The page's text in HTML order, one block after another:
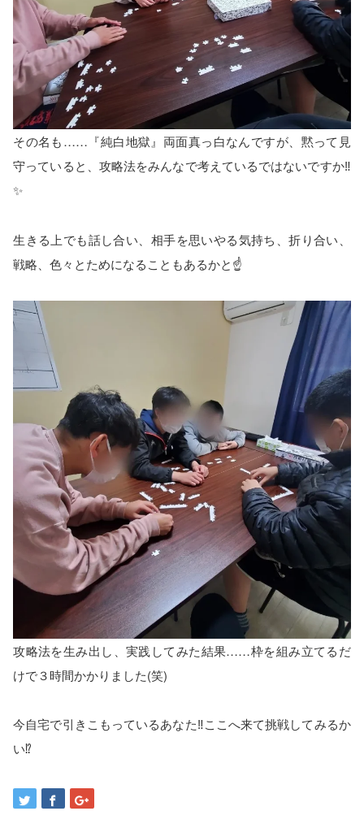
その名も……『純白地獄』両面真っ白なんですが、黙って見
守っていると、攻略法をみんなで考えているではないですか‼️
✨
生きる上でも話し合い、相手を思いやる気持ち、折り合い、
戦略、色々とためになることもあるかと☝️
攻略法を生み出し、実践してみた結果……枠を組み立てるだ
けで３時間かかりました(笑)
今自宅で引きこもっているあなた‼️ここへ来て挑戦してみるか
い⁉️